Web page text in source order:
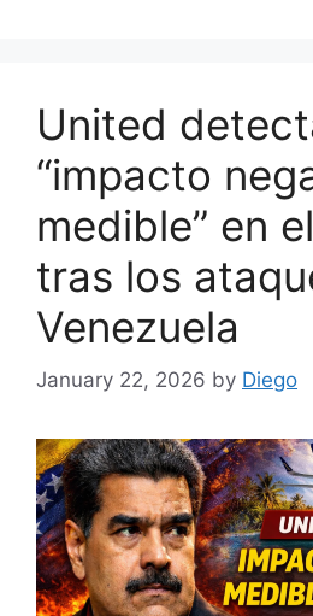
United
“impacto
medible” en
tras los
Venezuela
January 22, 2026 by Diego